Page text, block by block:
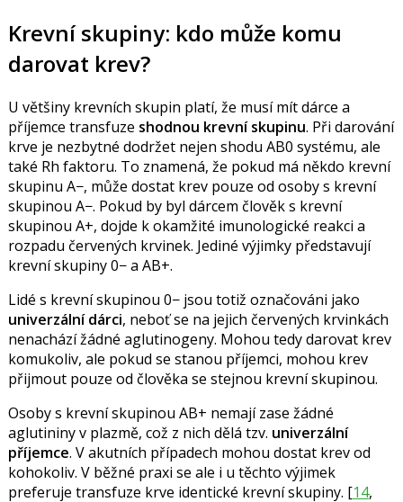
Krevní skupiny: kdo může komu
darovat krev?
U většiny krevních skupin platí, že musí mít dárce a
příjemce transfuze shodnou krevní skupinu. Při darování
krve je nezbytné dodržet nejen shodu AB0 systému, ale
také Rh faktoru. To znamená, že pokud má někdo krevní
skupinu A−, může dostat krev pouze od osoby s krevní
skupinou A−. Pokud by byl dárcem člověk s krevní
skupinou A+, dojde k okamžité imunologické reakci a
rozpadu červených krvinek. Jediné výjimky představují
krevní skupiny 0− a AB+.
Lidé s krevní skupinou 0− jsou totiž označováni jako
univerzální dárci, neboť se na jejich červených krvinkách
nenachází žádné aglutinogeny. Mohou tedy darovat krev
komukoliv, ale pokud se stanou příjemci, mohou krev
přijmout pouze od člověka se stejnou krevní skupinou.
Osoby s krevní skupinou AB+ nemají zase žádné
aglutininy v plazmě, což z nich dělá tzv. univerzální
příjemce. V akutních případech mohou dostat krev od
kohokoliv. V běžné praxi se ale i u těchto výjimek
preferuje transfuze krve identické krevní skupiny. [14,